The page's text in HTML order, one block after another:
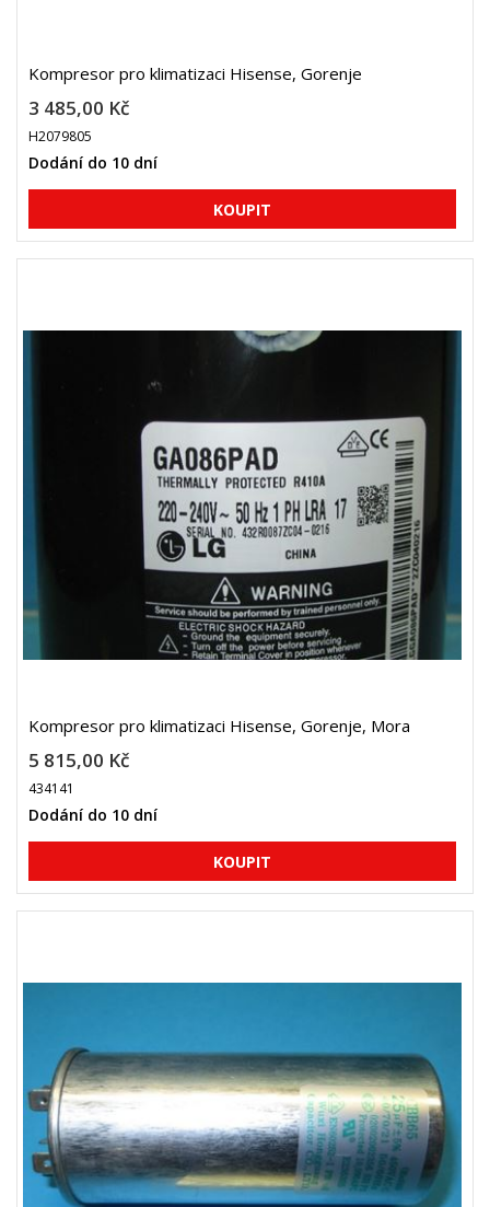
Kompresor pro klimatizaci Hisense, Gorenje
3 485,00 Kč
H2079805
Dodání do 10 dní
Kompresor pro klimatizaci Hisense, Gorenje, Mora
5 815,00 Kč
434141
Dodání do 10 dní